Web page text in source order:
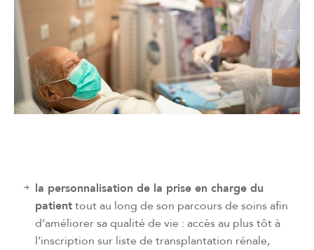
la personnalisation de la prise en charge du
patienttout au long de son parcours de soins afin
d’améliorer sa qualité de vie : accès au plus tôt à
l’inscription sur liste de transplantation rénale,